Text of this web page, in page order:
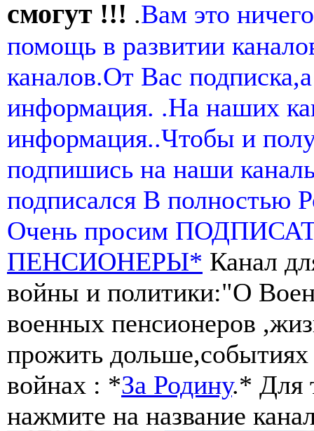
смогут !!! .Вам это
помощь в развитии
каналов.От Вас
информация. .На наших
информация..Чтобы и
подпишись на наши
подписался В полностью
Очень просим
ПЕНСИОНЕРЫ* Канал
войны и политики:"О
военных пенсионеров
прожить
войнах : *За Родину.* Для
нажмите на название